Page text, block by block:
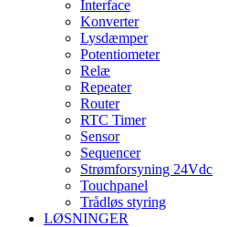
Interface
Konverter
Lysdæmper
Potentiometer
Relæ
Repeater
Router
RTC Timer
Sensor
Sequencer
Strømforsyning 24Vdc
Touchpanel
Trådløs styring
LØSNINGER